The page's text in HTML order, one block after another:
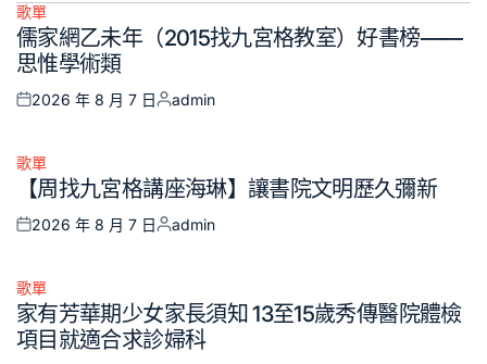
Posted
in
歌單
儒家網乙未年（2015找九宮格教室）好書榜——
思惟學術類
Posted
2026 年 8 月 7 日
Posted
admin
Posted
歌單
【周找九宮格講座海琳】讓書院文明歷久彌新
Posted
2026 年 8 月 7 日
Posted
admin
Posted
in
歌單
家有芳華期少女家長須知 13至15歲秀傳醫院體檢
項目就適合求診婦科